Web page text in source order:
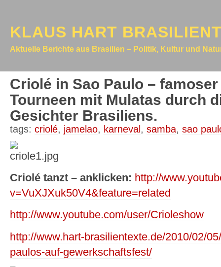
KLAUS HART
Aktuelle Berichte aus Brasilien – Politik, Kultur und
Criolé in Sao Paulo –
Tourneen mit Mulatas durch
Gesichter Brasiliens.
tags: criolé, jamelao, karneval , samba, sao
Criolé tanzt – anklicken: http://
v=VuXJXuk50V4&feature=related
http://www.youtube.com/user/Crioleshow
http://www.hart-brasilientexte.de/2010/02/
paulos-auf-gewerkschaftsfest/